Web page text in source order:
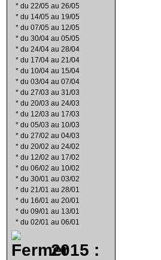
* du 22/05 au 26/05
* du 14/05 au 19/05
* du 07/05 au 12/05
* du 30/04 au 05/05
* du 24/04 au 28/04
* du 17/04 au 21/04
* du 10/04 au 15/04
* du 03/04 au 07/04
* du 27/03 au 31/03
* du 20/03 au 24/03
* du 12/03 au 17/03
* du 05/03 au 10/03
* du 27/02 au 04/03
* du 20/02 au 24/02
* du 12/02 au 17/02
* du 06/02 au 10/02
* du 30/01 au 03/02
* du 21/01 au 28/01
* du 16/01 au 20/01
* du 09/01 au 13/01
* du 02/01 au 06/01
2015 :